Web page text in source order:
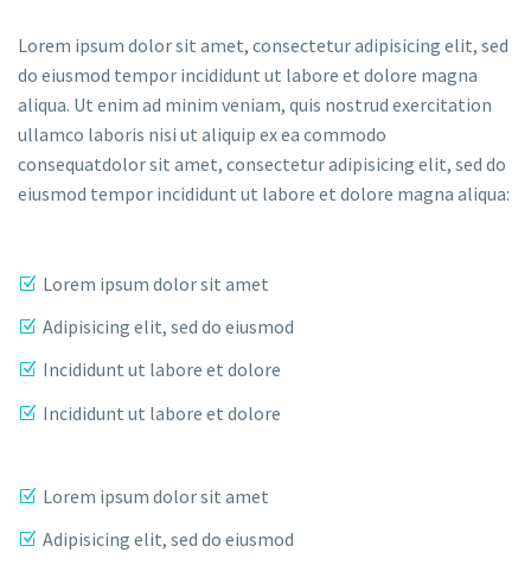
Lorem ipsum dolor sit amet, consectetur adipisicing elit, sed
do eiusmod tempor incididunt ut labore et dolore magna
aliqua. Ut enim ad minim veniam, quis nostrud exercitation
ullamco laboris nisi ut aliquip ex ea commodo
consequatdolor sit amet, consectetur adipisicing elit, sed do
eiusmod tempor incididunt ut labore et dolore magna aliqua:
Lorem ipsum dolor sit amet
Adipisicing elit, sed do eiusmod
Incididunt ut labore et dolore
Incididunt ut labore et dolore
Lorem ipsum dolor sit amet
Adipisicing elit, sed do eiusmod